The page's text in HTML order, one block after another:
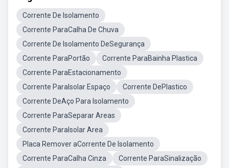
Corrente De Isolamento
Corrente ParaCalha De Chuva
Corrente De Isolamento DeSegurança
Corrente ParaPortão
Corrente ParaBainha Plastica
Corrente ParaEstacionamento
Corrente ParaIsolar Espaço
Corrente DePlastico
Corrente DeAço Para Isolamento
Corrente ParaSeparar Areas
Corrente ParaIsolar Area
Placa Remover aCorrente De Isolamento
Corrente ParaCalha Cinza
Corrente ParaSinalização